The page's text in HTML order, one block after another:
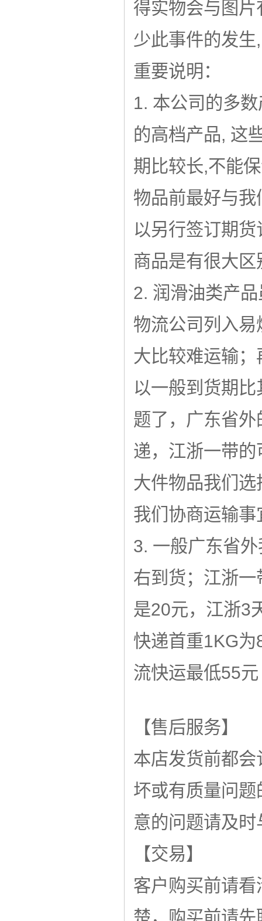
得实物会与图
少此事件的发
重要说明：
1. 本公司的多
的高档产品, 这
期比较长,不能
物品前最好与
以另行签订期
商品是有很大
2. 润滑油类产
物流公司列入
大比较难运输
以一般到货期
题了，广东省
递，江浙一带
大件物品我们
我们协商运输
3. 一般广东省
右到货；江浙
是20元，江浙3
快递首重1KG
流快运最低55
【售后服务】
本店发货前都
坏或有质量问
意的问题请及
【交易】
客户购买前请